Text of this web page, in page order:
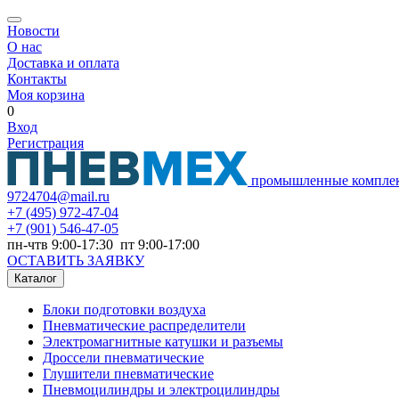
Новости
О нас
Доставка и оплата
Контакты
Моя корзина
0
Вход
Регистрация
промышленные
9724704@mail.ru
+7 (495) 972-47-04
+7 (901) 546-47-05
пн-чтв 9:00-17:30 пт 9:00-17:00
ОСТАВИТЬ ЗАЯВКУ
Каталог
Блоки подготовки воздуха
Пневматические распределители
Электромагнитные катушки и разъемы
Дроссели пневматические
Глушители пневматические
Пневмоцилиндры и электроцилиндры